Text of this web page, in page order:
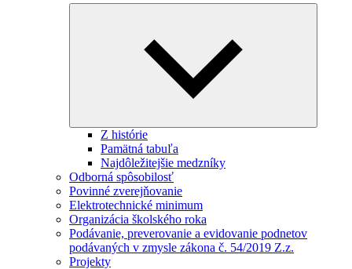
Z histórie
Pamätná tabuľa
Najdôležitejšie medzníky
Odborná spôsobilosť
Povinné zverejňovanie
Elektrotechnické minimum
Organizácia školského roka
Podávanie, preverovanie a evidovanie podnetov
podávaných v zmysle zákona č. 54/2019 Z.z.
Projekty